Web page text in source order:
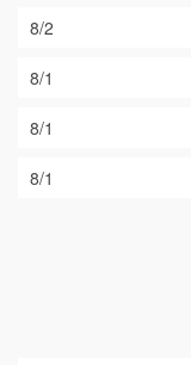
8/2
8/1
8/1
8/1